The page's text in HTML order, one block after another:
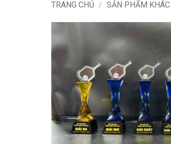
TRANG CHỦ / SẢN PHẨM KHÁC